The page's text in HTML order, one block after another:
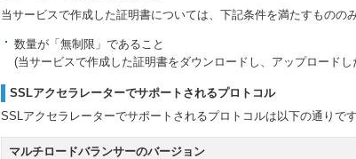
当サービスで作成した証明書については、下記条件を満たすものの
数量が「無制限」であること
(当サービスで作成した証明書をダウンロードし、アップロード
SSLアクセラレーターでサポートされるプロトコル
SSLアクセラレーターでサポートされるプロトコルは以下の通りです
マルチロードバランサーのバージョン